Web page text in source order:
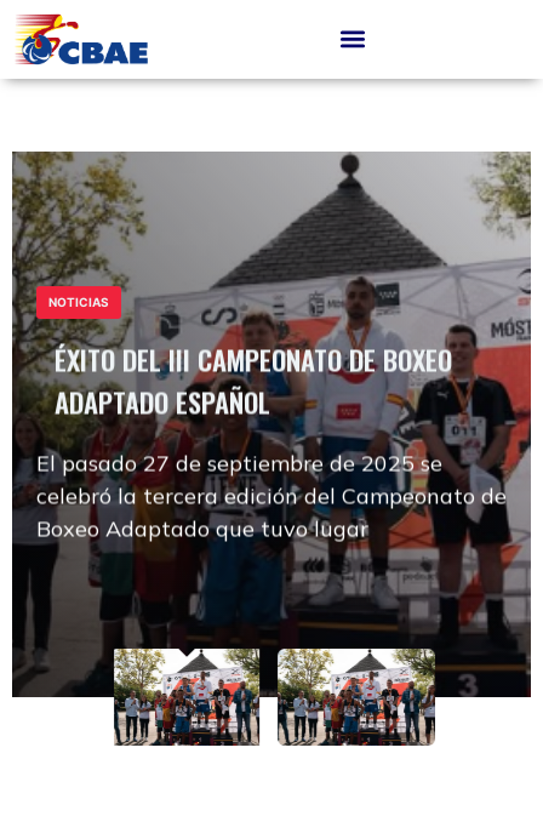
ÉXITO DEL III CAMPEONATO DE BOXEO
ADAPTADO ESPAÑOL
El pasado 27 de septiembre de 2025 se
celebró la tercera edición del Campeonato de
Boxeo Adaptado que tuvo lugar
NOTICIAS
ÉXITO DEL III CAMPEONATO DE BOXEO
ADAPTADO ESPAÑOL
El pasado 27 de septiembre de 2025 se
celebró la tercera edición del Campeonato de
Boxeo Adaptado que tuvo lugar
NOTICIAS
ÉXITO DEL III CAMPEONATO DE BOXEO
ADAPTADO ESPAÑOL
El pasado 27 de septiembre de 2025 se
celebró la tercera edición del Campeonato de
Boxeo Adaptado que tuvo lugar